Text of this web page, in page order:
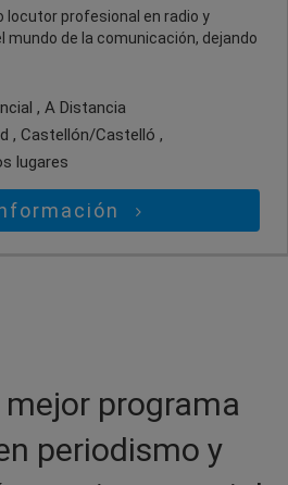
locutor profesional en radio y
mundo de la comunicación, dejando
, A Distancia
, Castellón/Castelló ,
lugares
programa
periodismo y